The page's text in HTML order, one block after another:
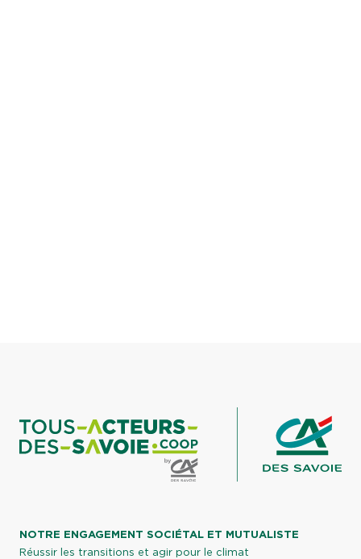
NOTRE ENGAGEMENT SOCIÉTAL ET MUTUALISTE
Réussir les transitions et agir pour le climat